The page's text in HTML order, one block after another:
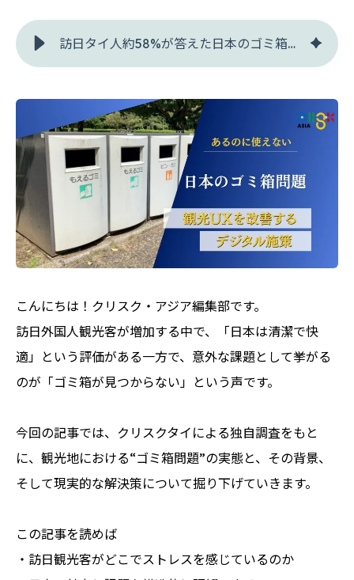
訪日タイ人約58%が答えた日本のゴミ箱問題と魅力を引き出すUX改善【訪日外国人分析】
こんにちは！クリスク・アジア編集部です。
訪日外国人観光客が増加する中で、「日本は清潔で快
適」という評価がある一方で、意外な課題として挙がる
のが「ゴミ箱が見つからない」という声です。
今回の記事では、クリスクタイによる独自調査をもと
に、観光地における“ゴミ箱問題”の実態と、その背景、
そして現実的な解決策について掘り下げていきます。
この記事を読めば
・訪日観光客がどこでストレスを感じているのか